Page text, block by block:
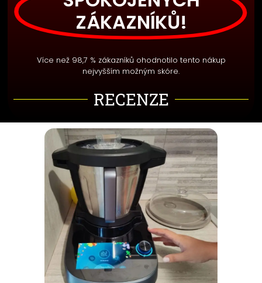
ZÁKAZNÍKŮ!
Více než 98,7 % zákazníků ohodnotilo tento nákup
nejvyšším možným skóre.
RECENZE